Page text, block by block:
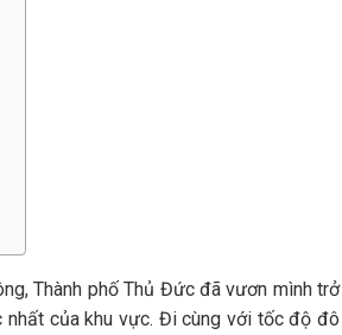
Thành phố Thủ Đức đã vươn mình trở
nhất của khu vực. Đi cùng với tốc độ đô